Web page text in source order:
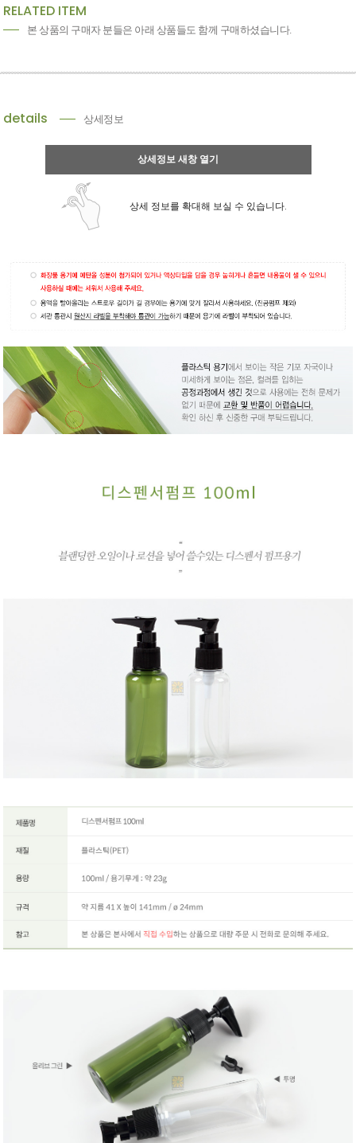
RELATED ITEM
본 상품의 구매자 분들은 아래 상품들도 함께 구매하셨습니다.
details 상세정보
상세정보 새창 열기
상세 정보를 확대해 보실 수 있습니다.